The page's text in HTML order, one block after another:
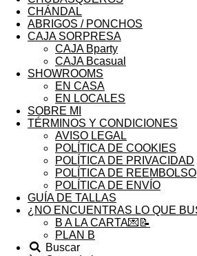
CHÁNDAL
ABRIGOS / PONCHOS
CAJA SORPRESA
CAJA Bparty
CAJA Bcasual
SHOWROOMS
EN CASA
EN LOCALES
SOBRE MI
TÉRMINOS Y CONDICIONES
AVISO LEGAL
POLÍTICA DE COOKIES
POLÍTICA DE PRIVACIDAD
POLÍTICA DE REEMBOLSO
POLÍTICA DE ENVÍO
GUÍA DE TALLAS
¿NO ENCUENTRAS LO QUE
B A LA CARTA💌📝
PLAN B
Buscar